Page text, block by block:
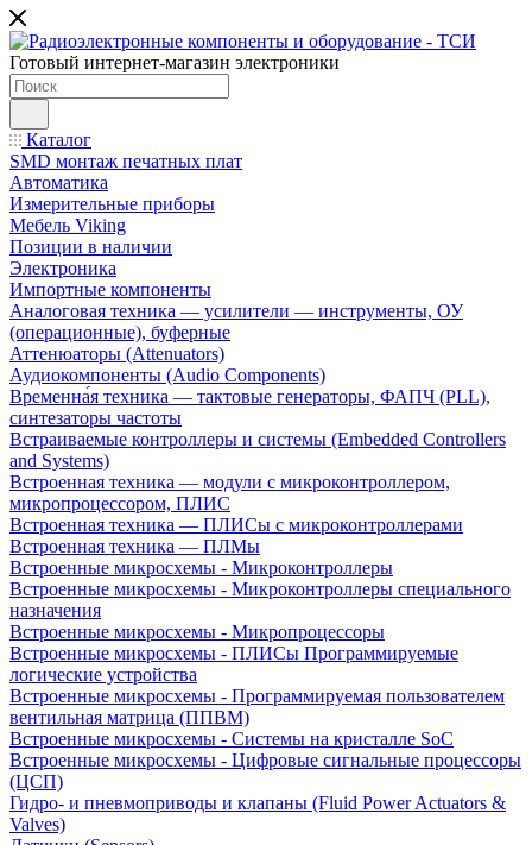
Готовый интернет-магазин электроники
Каталог
SMD монтаж печатных плат
Автоматика
Измерительные приборы
Мебель Viking
Позиции в наличии
Электроника
Импортные компоненты
Аналоговая техника — усилители — инструменты, ОУ
(операционные), буферные
Аттенюаторы (Attenuators)
Аудиокомпоненты (Audio Components)
Временна́я техника — тактовые генераторы, ФАПЧ (PLL),
синтезаторы частоты
Встраиваемые контроллеры и системы (Embedded Controllers
and Systems)
Встроенная техника — модули с микроконтроллером,
микропроцессором, ПЛИС
Встроенная техника — ПЛИСы с микроконтроллерами
Встроенная техника — ПЛМы
Встроенные микросхемы - Микроконтроллеры
Встроенные микросхемы - Микроконтроллеры специального
назначения
Встроенные микросхемы - Микропроцессоры
Встроенные микросхемы - ПЛИСы Программируемые
логические устройства
Встроенные микросхемы - Программируемая пользователем
вентильная матрица (ППВМ)
Встроенные микросхемы - Системы на кристалле SoC
Встроенные микросхемы - Цифровые сигнальные процессоры
(ЦСП)
Гидро- и пневмоприводы и клапаны (Fluid Power Actuators &
Valves)